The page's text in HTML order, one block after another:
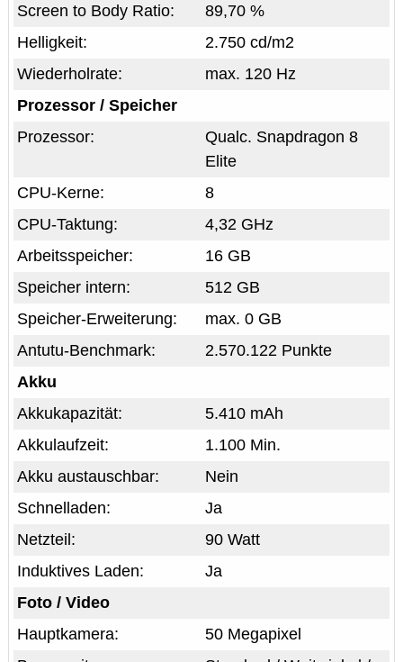
89,70 %
Screen to Body Ratio:
2.750 cd/m2
Helligkeit:
max. 120 Hz
Wiederholrate:
Prozessor / Speicher
Qualc. Snapdragon 8
Elite
Prozessor:
8
CPU-Kerne:
4,32 GHz
CPU-Taktung:
16 GB
Arbeitsspeicher:
512 GB
Speicher intern:
max. 0 GB
Speicher-Erweiterung:
2.570.122 Punkte
Antutu-Benchmark:
Akku
5.410 mAh
Akkukapazität:
1.100 Min.
Akkulaufzeit:
Nein
Akku austauschbar:
Ja
Schnelladen:
90 Watt
Netzteil:
Ja
Induktives Laden:
Foto / Video
50 Megapixel
Hauptkamera: